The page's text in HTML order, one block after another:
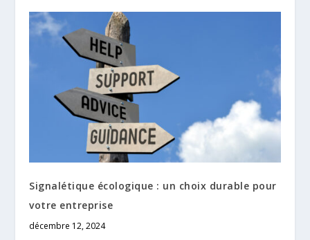
Signalétique écologique : un choix durable pour
votre entreprise
décembre 12, 2024